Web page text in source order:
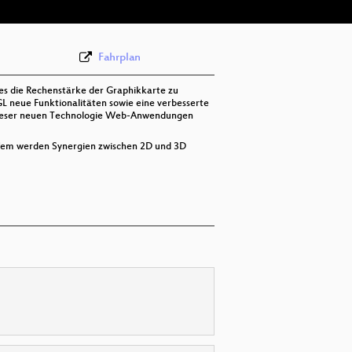
Fahrplan
die Rechenstärke der Graphikkarte zu
neue Funktionalitäten sowie eine verbesserte
neuen Technologie Web-Anwendungen
werden Synergien zwischen 2D und 3D